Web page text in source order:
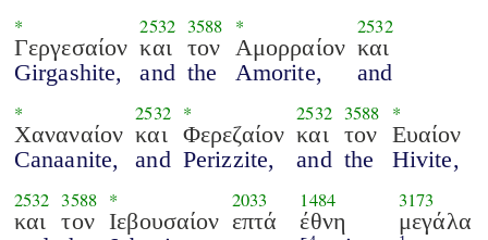
*
Γεργεσαίον
Girgashite,
2532
και
and
3588
τον
the
*
Αμορραίον
Amorite,
2532
και
and
*
Χαναναίον
Canaanite,
2532
και
and
*
Φερεζαίον
Perizzite,
2532
και
and
3588
τον
the
*
Ευαίον
Hivite,
2532
και
3588
τον
*
Ιεβουσαίον
2033
επτά
1484
έθνη
3173
μεγάλα